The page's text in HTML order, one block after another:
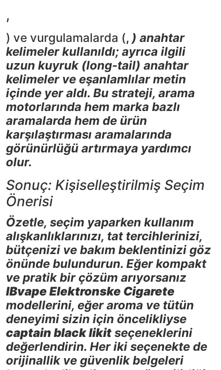
,
) ve vurgulamalarda (, ) anahtar
kelimeler kullanıldı; ayrıca ilgili
uzun kuyruk (long-tail) anahtar
kelimeler ve eşanlamlılar metin
içinde yer aldı. Bu strateji, arama
motorlarında hem marka bazlı
aramalarda hem de ürün
karşılaştırması aramalarında
görünürlüğü artırmaya yardımcı
olur.
Sonuç: Kişiselleştirilmiş Seçim
Önerisi
Özetle, seçim yaparken kullanım
alışkanlıklarınızı, tat tercihlerinizi,
bütçenizi ve bakım beklentinizi göz
önünde bulundurun. Eğer kompakt
ve pratik bir çözüm arıyorsanız
IBvape Elektronske Cigarete
modellerini, eğer aroma ve tütün
deneyimi sizin için öncelikliyse
captain black likit seçeneklerini
değerlendirin. Her iki seçenekte de
orijinallik ve güvenlik belgeleri